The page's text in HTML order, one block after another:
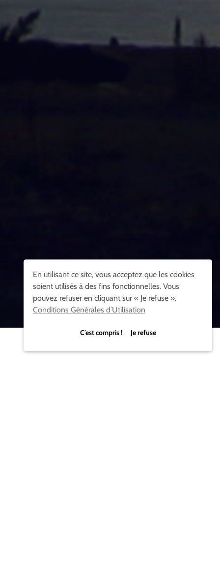
En utilisant ce site, vous acceptez que les cookies
soient utilisés à des fins fonctionnelles. Vous
pouvez refuser en cliquant sur « Je refuse ».
Conditions Générales d’Utilisation
C’est compris ! Je refuse